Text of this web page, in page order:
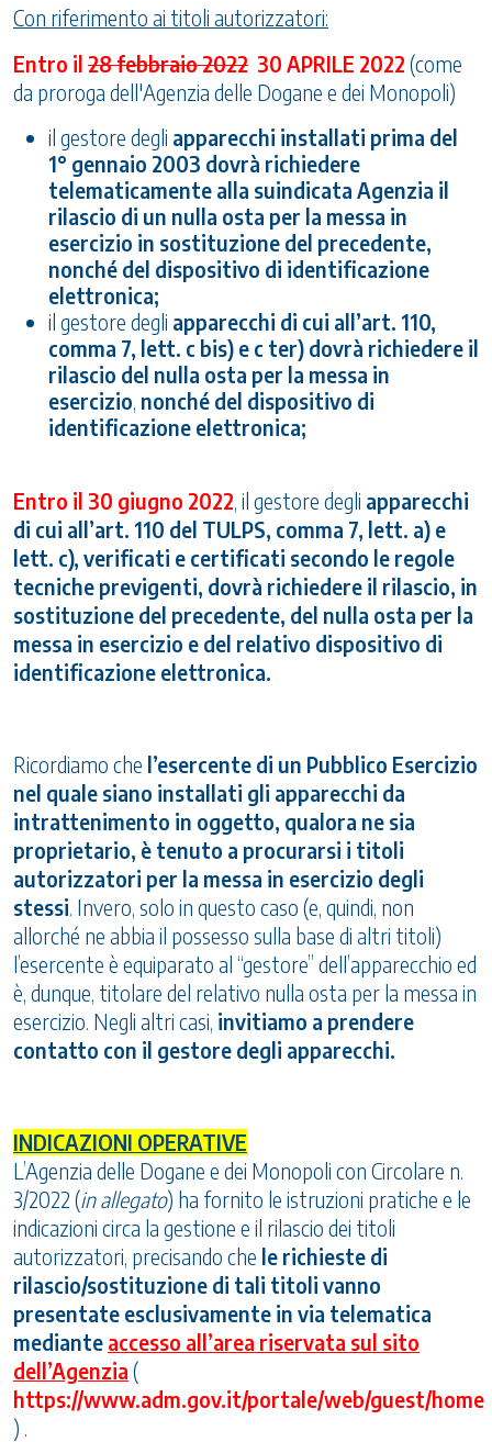
Con riferimento ai titoli autorizzatori:
Entro il 28 febbraio 2022 30 APRILE 2022 (come
da proroga dell'Agenzia delle Dogane e dei Monopoli)
il gestore degli apparecchi installati prima del
1° gennaio 2003 dovrà richiedere
telematicamente alla suindicata Agenzia il
rilascio di un nulla osta per la messa in
esercizio in sostituzione del precedente,
nonché del dispositivo di identificazione
elettronica;
il gestore degli apparecchi di cui all’art. 110,
comma 7, lett. c bis) e c ter) dovrà richiedere il
rilascio del nulla osta per la messa in
esercizio, nonché del dispositivo di
identificazione elettronica;
Entro il 30 giugno 2022, il gestore degli apparecchi
di cui all’art. 110 del TULPS, comma 7, lett. a) e
lett. c), verificati e certificati secondo le regole
tecniche previgenti, dovrà richiedere il rilascio, in
sostituzione del precedente, del nulla osta per la
messa in esercizio e del relativo dispositivo di
identificazione elettronica.
Ricordiamo che l’esercente di un Pubblico Esercizio
nel quale siano installati gli apparecchi da
intrattenimento in oggetto, qualora ne sia
proprietario, è tenuto a procurarsi i titoli
autorizzatori per la messa in esercizio degli
stessi. Invero, solo in questo caso (e, quindi, non
allorché ne abbia il possesso sulla base di altri titoli)
l’esercente è equiparato al “gestore” dell’apparecchio ed
è, dunque, titolare del relativo nulla osta per la messa in
esercizio. Negli altri casi, invitiamo a prendere
contatto con il gestore degli apparecchi.
INDICAZIONI OPERATIVE
L’Agenzia delle Dogane e dei Monopoli con Circolare n.
3/2022 (in allegato) ha fornito le istruzioni pratiche e le
indicazioni circa la gestione e il rilascio dei titoli
autorizzatori, precisando che le richieste di
rilascio/sostituzione di tali titoli vanno
presentate esclusivamente in via telematica
mediante accesso all’area riservata sul sito
dell’Agenzia (
https://www.adm.gov.it/portale/web/guest/home
) .